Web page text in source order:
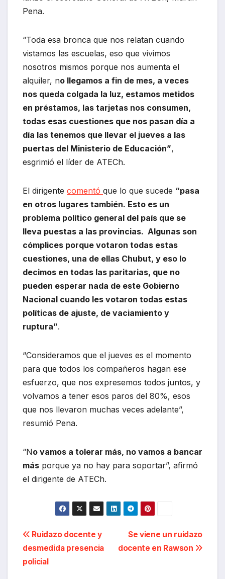
Pena.
“Toda esa bronca que nos relatan cuando
vistamos las escuelas, eso que vivimos
nosotros mismos porque nos aumenta el
alquiler, no llegamos a fin de mes, a veces
nos queda colgada la luz, estamos metidos
en préstamos, las tarjetas nos consumen,
todas esas cuestiones que nos pasan día a
día las tenemos que llevar el jueves a las
puertas del Ministerio de Educación”,
esgrimió el líder de ATECh.
El dirigente comentó que lo que sucede “pasa
en otros lugares también. Esto es un
problema político general del país que se
lleva puestas a las provincias. Algunas son
cómplices porque votaron todas estas
cuestiones, una de ellas Chubut, y eso lo
decimos en todas las paritarias, que no
pueden esperar nada de este Gobierno
Nacional cuando les votaron todas estas
políticas de ajuste, de vaciamiento y
ruptura”.
“Consideramos que el jueves es el momento
para que todos los compañeros hagan ese
esfuerzo, que nos expresemos todos juntos, y
volvamos a tener esos paros del 80%, esos
que nos llevaron muchas veces adelante”,
resumió Pena.
“No vamos a tolerar más, no vamos a bancar
más porque ya no hay para soportar”, afirmó
el dirigente de ATECh.
Navegación
de
Se viene un ruidazo
docente en Rawson
Ruidazo docente y
desmedida presencia
policial